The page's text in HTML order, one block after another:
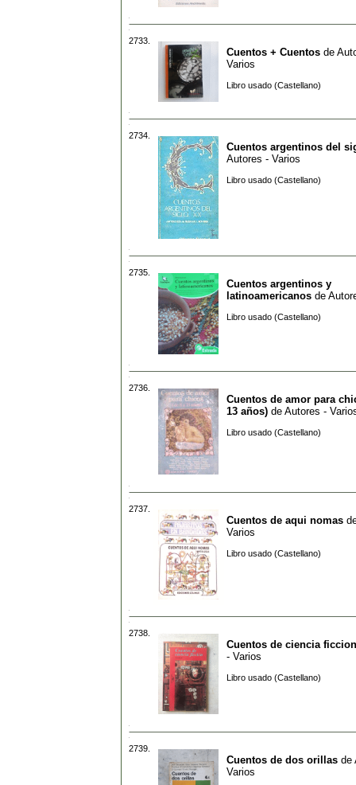
2733.
Cuentos + Cuentos de
Varios
Libro usado (Castellano)
2734.
Cuentos argentinos del
Autores - Varios
Libro usado (Castellano)
2735.
Cuentos argentinos y
latinoamericanos de
Libro usado (Castellano)
2736.
Cuentos de amor para
13 años) de Autores -
Libro usado (Castellano)
2737.
Cuentos de aqui nomas
Varios
Libro usado (Castellano)
2738.
Cuentos de ciencia ficcion
- Varios
Libro usado (Castellano)
2739.
Cuentos de dos orillas de
Varios